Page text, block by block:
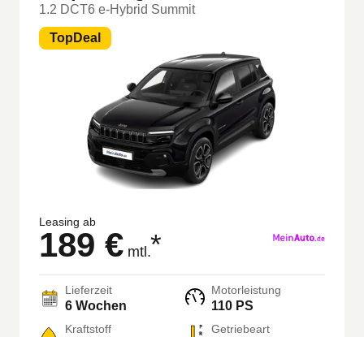
1.2 DCT6 e-Hybrid Summit
TopDeal
Leasing ab
189 € mtl.*
Lieferzeit
6 Wochen
Motorleistung
110 PS
Kraftstoff Getriebeart